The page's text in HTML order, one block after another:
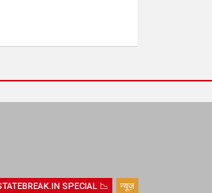
SPECIAL 📉
न्यूज़